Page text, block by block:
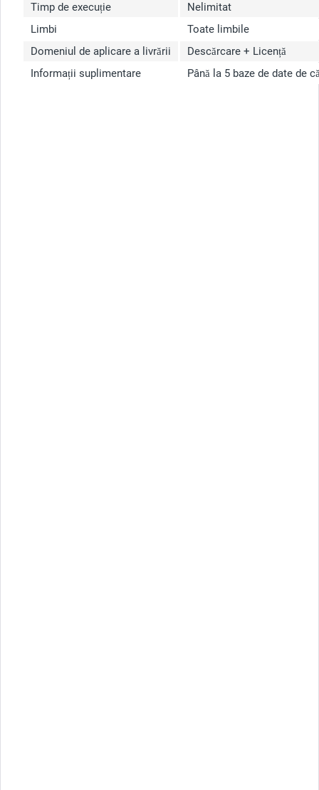
Timp de execuție
Nelimitat
Limbi
Toate limbile
Domeniul de aplicare a livrării
Descărcare + Licență
Informații suplimentare
Până la 5 baze de date de